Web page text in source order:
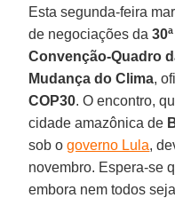
Esta segunda-feira
de negociações da
Convenção-Quadro
Mudança do Clima,
COP30. O encontro,
cidade amazônica de
sob ogoverno Lula,
novembro. Espera-se
embora nem todos